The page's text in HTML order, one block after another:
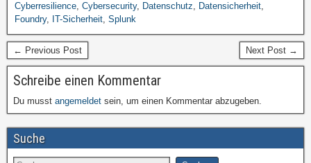
Cyberresilience, Cybersecurity, Datenschutz, Datensicherheit,
Foundry, IT-Sicherheit, Splunk
← Previous Post Next Post →
Schreibe einen Kommentar
Du musst angemeldet sein, um einen Kommentar abzugeben.
Suche